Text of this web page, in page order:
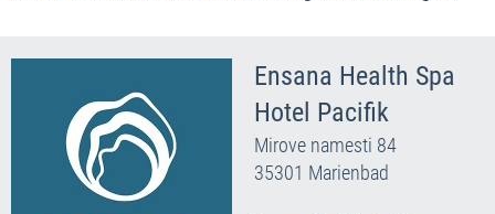
Ensana Health Spa
Hotel Pacifik
Mirove namesti 84
35301 Marienbad